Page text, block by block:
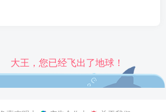
大王，您已经飞出了地球！